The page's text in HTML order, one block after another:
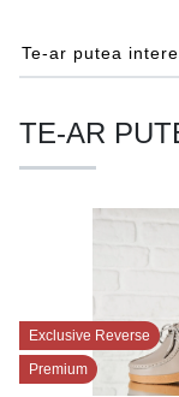
Te-ar putea
TE-AR
Exclusive Reverse
Premium